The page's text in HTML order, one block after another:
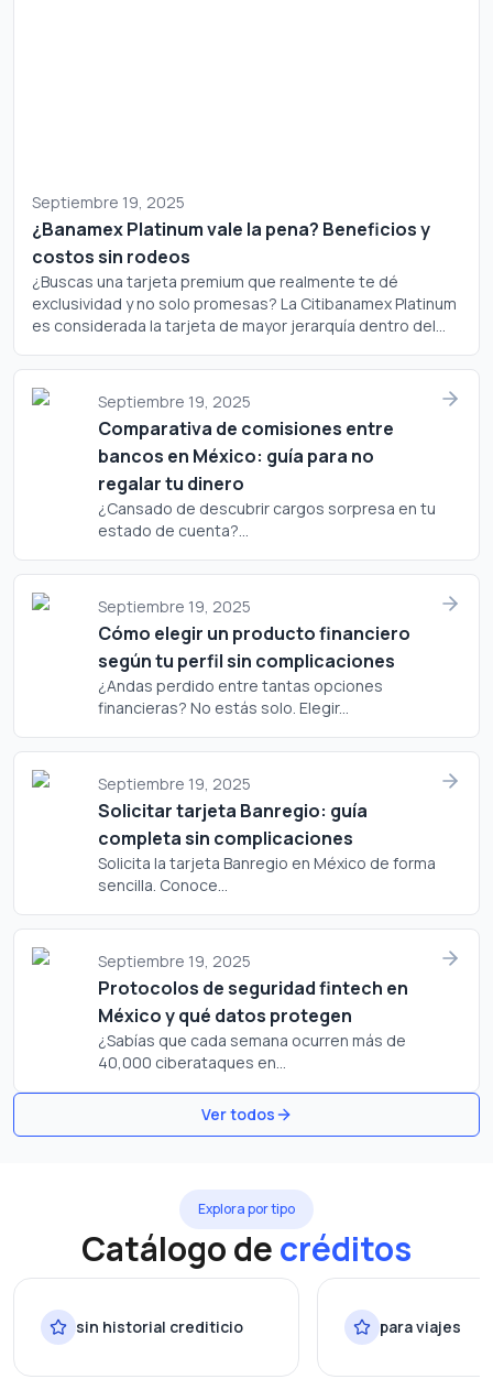
Septiembre 19, 2025
¿Banamex Platinum vale la pena? Beneficios y
costos sin rodeos
¿Buscas una tarjeta premium que realmente te dé
exclusividad y no solo promesas? La Citibanamex Platinum
es considerada la tarjeta de mayor jerarquía dentro del
costo? Analicemos a fondo si este plástico merece un
lugar en tu cartera.Septiembre 19, 2025
Comparativa de comisiones entre
bancos en México: guía para no
regalar tu dinero
¿Cansado de descubrir cargos sorpresa en tu
estado de cuenta?...
Septiembre 19, 2025
Cómo elegir un producto financiero
según tu perfil sin complicaciones
¿Andas perdido entre tantas opciones
financieras? No estás solo. Elegir...
Septiembre 19, 2025
Solicitar tarjeta Banregio: guía
completa sin complicaciones
Solicita la tarjeta Banregio en México de forma
sencilla. Conoce...
Septiembre 19, 2025
Protocolos de seguridad fintech en
México y qué datos protegen
¿Sabías que cada semana ocurren más de
40,000 ciberataques en...
Ver todos
Explora por tipo
Catálogo decréditos
sin historial crediticio para viajes